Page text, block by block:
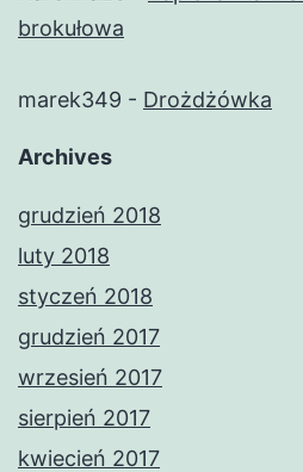
brokułowa
marek349 - Drożdżówka
Archives
grudzień 2018
luty 2018
styczeń 2018
grudzień 2017
wrzesień 2017
sierpień 2017
kwiecień 2017